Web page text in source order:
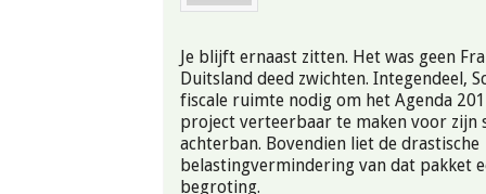
Je blijft ernaast zitten. Het was geen
Duitsland deed zwichten. Integendeel,
fiscale ruimte nodig om het Agenda
project verteerbaar te maken voor zijn
achterban. Bovendien liet de drastische
belastingvermindering van dat pakket
begroting.